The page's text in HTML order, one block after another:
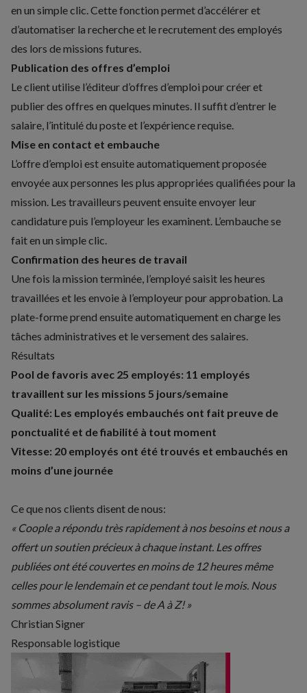
en un simple clic. Cette fonction permet d’accélérer et
d’automatiser la recherche et le recrutement des employés
des lors de missions futures.
Publication des offres d’emploi
Le client utilise l’éditeur d’offres d’emploi pour créer et
publier des offres en quelques minutes. Il suffit d’entrer le
salaire, l’intitulé du poste et l’expérience requise.
Mise en contact et embauche
L’offre d’emploi est ensuite automatiquement proposée
envoyée aux personnes les plus appropriées qualifiées pour la
mission. Les travailleurs peuvent ensuite envoyer leur
candidature puis l’employeur les examinent. L’embauche se
fait en un simple clic.
Confirmation des heures de travail
Une fois la mission terminée, l’employé saisit les heures
travaillées et les envoie à l’employeur pour approbation. La
plate-forme prend ensuite automatiquement en charge les
tâches administratives et le versement des salaires.
Résultats
Pool de favoris avec 25 employés: 11 employés
travaillent sur les missions 5 jours/semaine
Qualité: Les employés embauchés ont fait preuve de
ponctualité et de fiabilité à tout moment
Vitesse: 20 employés ont été trouvés et embauchés en
moins d’une journée
Ce que nos clients disent de nous:
« Coople a répondu très rapidement à nos besoins et nous a
offert un soutien précieux à chaque instant. Les offres
publiées ont été couvertes en moins de 12 heures même
celles pour le lendemain et ce pendant tout le mois. Nous
sommes absolument ravis – de A à Z! »
Christian Signer
Responsable logistique